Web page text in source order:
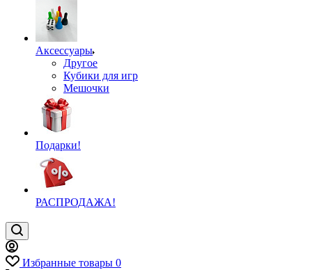
Аксессуары
Другое
Кубики для игр
Мешочки
Подарки!
РАСПРОДАЖА!
Избранные товары 0